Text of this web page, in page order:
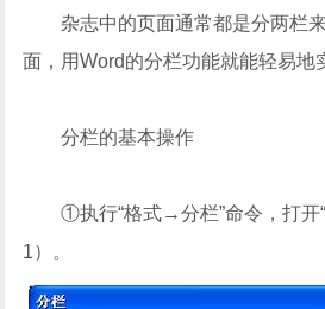
杂志中的页面通常都是分两栏来
面，用Word的分栏功能就能轻易地
分栏的基本操作
①执行“格式→分栏”命令，打开“
1）。